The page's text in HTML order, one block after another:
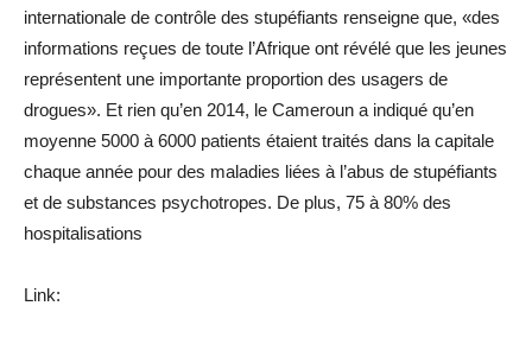
internationale de contrôle des stupéfiants renseigne que, «des
informations reçues de toute l’Afrique ont révélé que les jeunes
représentent une importante proportion des usagers de
drogues». Et rien qu’en 2014, le Cameroun a indiqué qu’en
moyenne 5000 à 6000 patients étaient traités dans la capitale
chaque année pour des maladies liées à l’abus de stupéfiants
et de substances psychotropes. De plus, 75 à 80% des
hospitalisations
Link: